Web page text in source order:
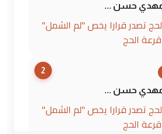
مهدي حسن ...
تصدر قرارا يخص "لم الشمل"
الحج
2
مهدي حسن ...
تصدر قرارا يخص "لم الشمل"
الحج